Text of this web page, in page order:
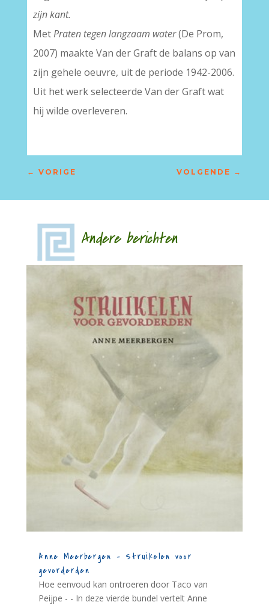
zijn kant.
MetPraten tegen langzaam water(De Prom,
2007) maakte Van der Graft de balans op van
zijn gehele oeuvre, uit de periode 1942-2006.
Uit het werk selecteerde Van der Graft wat
hij wilde overleveren.
← VORIGE VOLGENDE →
Andere berichten
Anne Meerbergen – Struikelen voor
gevorderden
Hoe eenvoud kan ontroeren door Taco van
Peijpe - - In deze vierde bundel vertelt Anne